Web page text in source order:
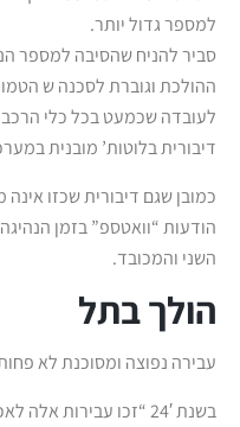
למספר גדול יותר.
סביר להניח שהסיבה למספר
ההולכת וגוברת לסכנה ש
לעובדה שכמעט בכל כלי הרכב
דיבורית בלוטות’ מובנית
כמובן שגם דיבורית שכזו
הודעות “וואטספ” בזמן
השני והמכובד.
הולך בתל
עבירה נפוצה ומסוכנת לא